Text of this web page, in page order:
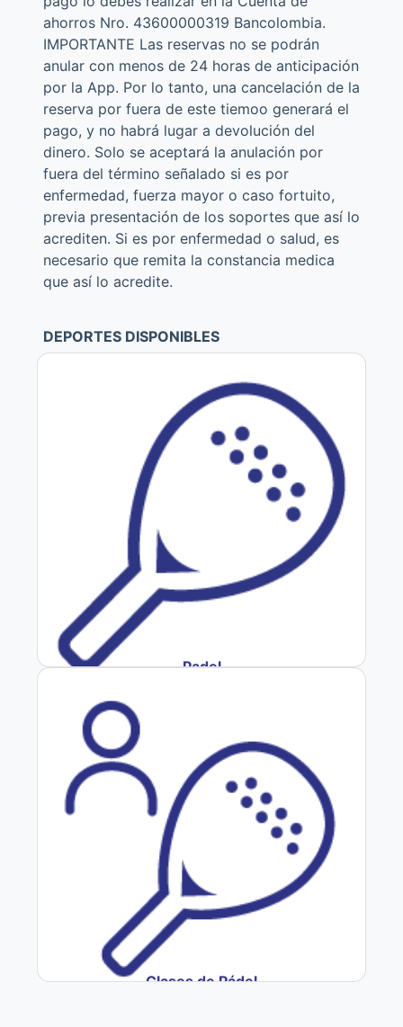
ahorros Nro. 43600000319 Bancolombia.
IMPORTANTE Las reservas no se podrán
anular con menos de 24 horas de anticipación
por la App. Por lo tanto, una cancelación de la
reserva por fuera de este tiemoo generará el
pago, y no habrá lugar a devolución del
dinero. Solo se aceptará la anulación por
fuera del término señalado si es por
enfermedad, fuerza mayor o caso fortuito,
previa presentación de los soportes que así lo
acrediten. Si es por enfermedad o salud, es
necesario que remita la constancia medica
que así lo acredite.
DEPORTES DISPONIBLES
Padel
Clases de Pádel